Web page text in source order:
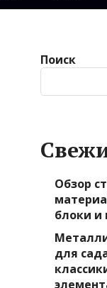
Поиск
Обзор
блоки
для